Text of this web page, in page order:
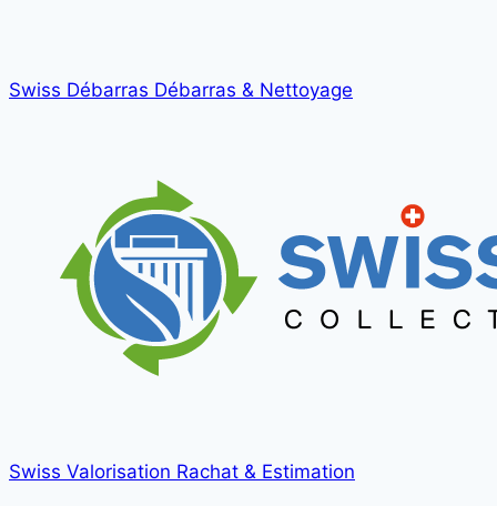
Swiss Débarras Débarras & Nettoyage
Swiss Valorisation Rachat & Estimation